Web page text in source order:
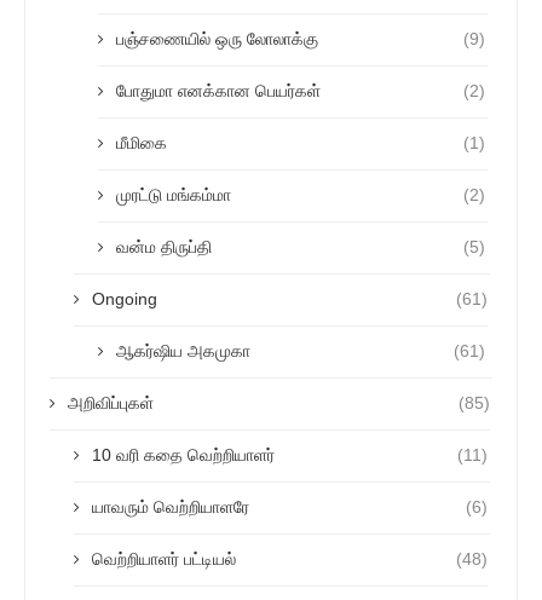
பஞ்சணையில் ஒரு லோலாக்கு (9)
போதுமா எனக்கான பெயர்கள் (2)
மீமிகை (1)
முரட்டு மங்கம்மா (2)
வன்ம திருப்தி (5)
Ongoing (61)
ஆகர்ஷிய அகமுகா (61)
அறிவிப்புகள் (85)
10 வரி கதை வெற்றியாளர் (11)
யாவரும் வெற்றியாளரே (6)
வெற்றியாளர் பட்டியல் (48)